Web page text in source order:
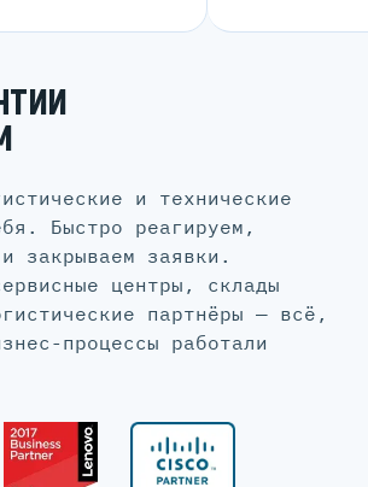
и технические
Быстро реагируем,
закрываем заявки.
центры, склады
партнёры — всё,
процессы работали